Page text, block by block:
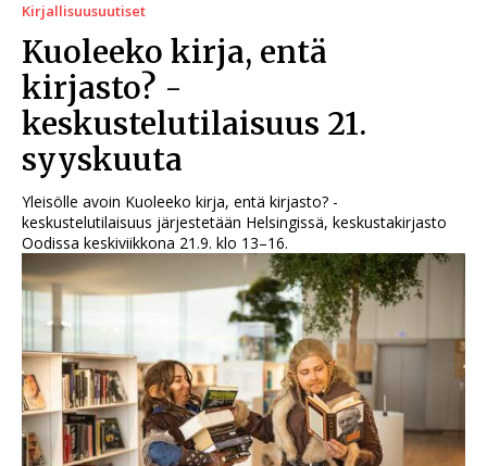
Kirjallisuusuutiset
Kuoleeko kirja, entä
kirjasto? -
keskustelutilaisuus 21.
syyskuuta
Yleisölle avoin Kuoleeko kirja, entä kirjasto? -
keskustelutilaisuus järjestetään Helsingissä, keskustakirjasto
Oodissa keskiviikkona 21.9. klo 13–16.